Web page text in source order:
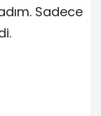
Sadece